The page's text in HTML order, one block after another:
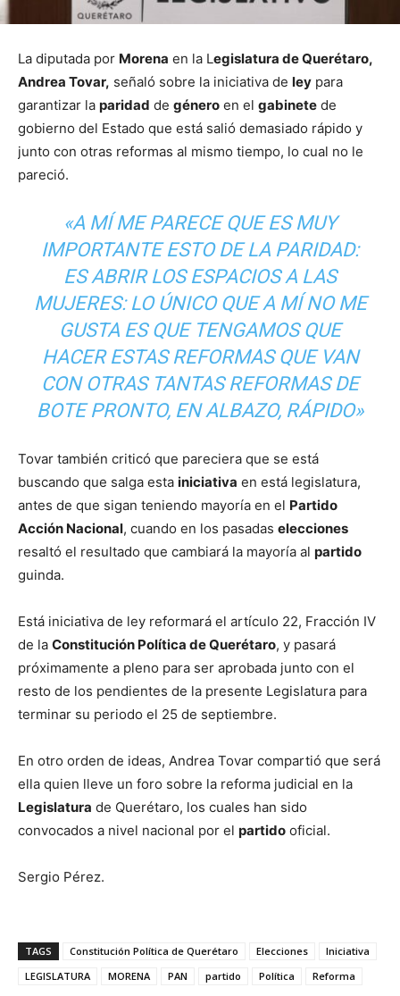
La diputada por Morena en la Legislatura de Querétaro,
Andrea Tovar, señaló sobre la iniciativa de ley para
garantizar la paridad de género en el gabinete de
gobierno del Estado que está salió demasiado rápido y
junto con otras reformas al mismo tiempo, lo cual no le
pareció.
«A MÍ ME PARECE QUE ES MUY
IMPORTANTE ESTO DE LA PARIDAD:
ES ABRIR LOS ESPACIOS A LAS
MUJERES: LO ÚNICO QUE A MÍ NO ME
GUSTA ES QUE TENGAMOS QUE
HACER ESTAS REFORMAS QUE VAN
CON OTRAS TANTAS REFORMAS DE
BOTE PRONTO, EN ALBAZO, RÁPIDO»
Tovar también criticó que pareciera que se está
buscando que salga esta iniciativa en está legislatura,
antes de que sigan teniendo mayoría en el Partido
Acción Nacional, cuando en los pasadas elecciones
resaltó el resultado que cambiará la mayoría al partido
guinda.
Está iniciativa de ley reformará el artículo 22, Fracción IV
de la Constitución Política de Querétaro, y pasará
próximamente a pleno para ser aprobada junto con el
resto de los pendientes de la presente Legislatura para
terminar su periodo el 25 de septiembre.
En otro orden de ideas, Andrea Tovar compartió que será
ella quien lleve un foro sobre la reforma judicial en la
Legislatura de Querétaro, los cuales han sido
convocados a nivel nacional por el partido oficial.
Sergio Pérez.
TAGS Constitución Política de Querétaro Elecciones
Iniciativa
LEGISLATURA
MORENA PAN partido Política Reforma